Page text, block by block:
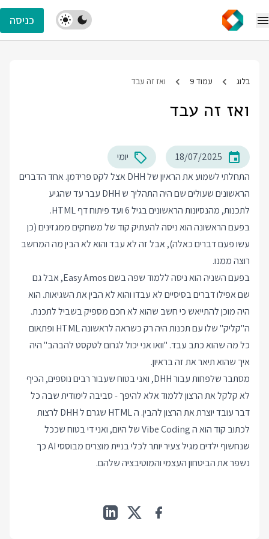
כניסה
בלוג עמוד 9 ואז זה עבד
ואז זה עבד
18/07/2025
יומי
התחלתי לשמוע את הראיון של DHH אצל לקס פרידמן. אחד הדברים
הראשונים שעולים שם היה התהליך ש DHH עבר עד שהגיע
לתכנות, מהנסיונות הראשונים בגיל 6 ועד פיתוח דף HTML.
בפעם הראשונה הוא ניסה להעתיק קוד של משחקים ממגזינים (כן
עשו פעם דברים כאלה), אבל זה לא עבד והוא לא הבין מה המחשב
רוצה ממנו.
בפעם השניה הוא ניסה ללמוד שפה בשם Easy Amos, אבל גם
שם אפילו דברים בסיסיים לא עבדו והוא לא הבין את השגיאות. הוא
היה מוכן להתייאש כי חשב שהוא לא חכם מספיק בשביל לתכנת.
ה"קליק" שלו עם תכנות היה רק כשראה לראשונה HTML ופתאום
כל מה שהוא כתב עבד. "וואו אני יכול לגרום לטקסט להבהב" היה
איך שהוא תיאר את זה בראיון.
מסתבר שלפחות עבור DHH, ואני בטוח שעבור רבים נוספים, הכיף
לא קלקל את הרצון ללמוד אלא להיפך - סביבה לימודית שבה כל
דבר עובד יוצרת את הרצון להבין. ה HTML שגרם ל DHH לרצות
לכתוב קוד הוא ה Vibe Coding של היום, ואני די בטוח שככל
שנחשוף ילדים מגיל צעיר יותר לכלי בניית מוצרים מבוססי AI כך
נשפר את הביטחון העצמי והמוטיבציה שלהם.